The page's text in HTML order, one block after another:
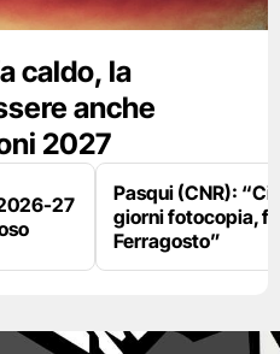
caldo, la
anche
2027
27
Pasqui (CNR):
giorni fotocopia,
Ferragosto”